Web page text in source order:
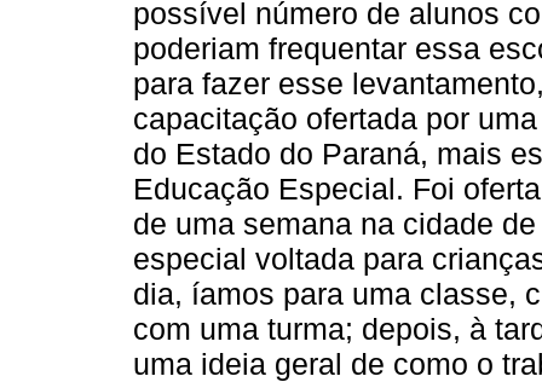
possível número de alunos
poderiam frequentar essa
para fazer esse
capacitação ofertada por
do Estado do Paraná, mais
Educação Especial. Foi
de uma semana na cidade
especial voltada para
dia, íamos para uma classe,
com uma turma; depois, à
uma ideia geral de como o